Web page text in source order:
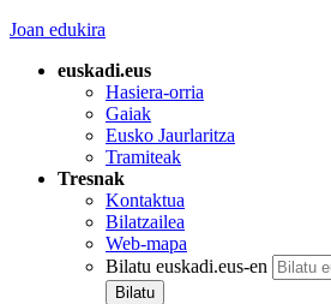
Joan edukira
euskadi.eus
Hasiera-orria
Gaiak
Eusko Jaurlaritza
Tramiteak
Tresnak
Kontaktua
Bilatzailea
Web-mapa
Bilatu euskadi.eus-en